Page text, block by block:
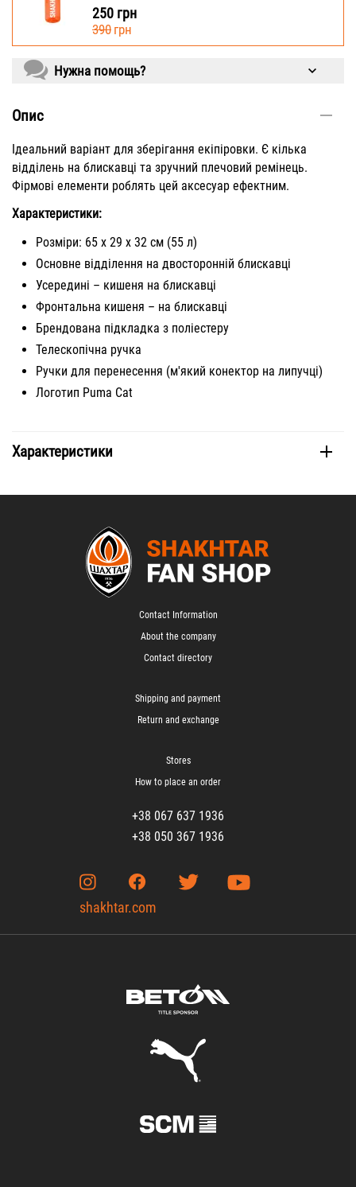
250 грн
‍390‍ грн
Нужна помощь?
Опис
Ідеальний варіант для зберігання екіпіровки. Є кілька
відділень на блискавці та зручний плечовий ремінець.
Фірмові елементи роблять цей аксесуар ефектним.
Характеристики:
Розміри: 65 х 29 х 32 см (55 л)
Основне відділення на двосторонній блискавці
Усередині – кишеня на блискавці
Фронтальна кишеня – на блискавці
Брендована підкладка з поліестеру
Телескопічна ручка
Ручки для перенесення (м'який конектор на липучці)
Логотип Puma Cat
Характеристики
Contact Information
About the company
Contact directory
Shipping and payment
Return and exchange
Stores
How to place an order
+38 067 637 1936
+38 050 367 1936
shakhtar.com